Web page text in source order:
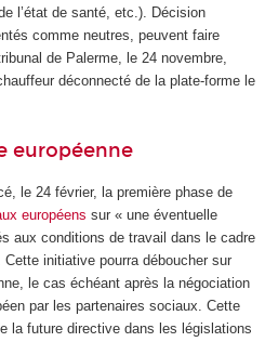
l’état de santé, etc.). Décision
comme neutres, peuvent faire
de Palerme, le 24 novembre,
déconnecté de la plate-forme le
européenne
le 24 février, la première phase de
européens sur « une éventuelle
aux conditions de travail dans le cadre
initiative pourra déboucher sur
le cas échéant après la négociation
par les partenaires sociaux. Cette
la future directive dans les législations